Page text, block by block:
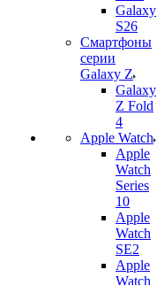
Galaxy
S26
Смартфоны
серии
Galaxy Z
Galaxy
Z Fold
4
Apple Watch
Apple
Watch
Series
10
Apple
Watch
SE2
Apple
Watch